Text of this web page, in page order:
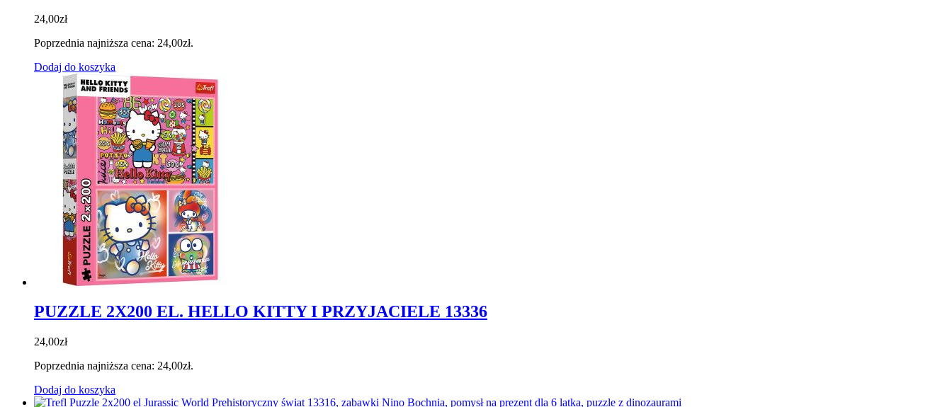
24,00zł
Poprzednia najniższa cena: 24,00zł.
Dodaj do koszyka
PUZZLE 2X200 EL. HELLO KITTY I PRZYJACIELE 13336
24,00zł
Poprzednia najniższa cena: 24,00zł.
Dodaj do koszyka